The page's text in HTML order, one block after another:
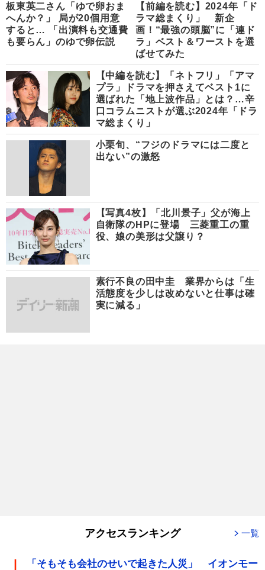
板東英二さん「ゆで卵おま
へんか？」 局が20個用意
すると… 「出演料も交通費
も要らん」のゆで卵伝説
【前編を読む】2024年「ド
ラマ総まくり」 新企
画！“最強の頭脳”に「連ド
ラ」ベスト＆ワーストを選
ばせてみた
【中編を読む】「ネトフリ」「アマ
プラ」ドラマを押さえてベスト1に
選ばれた「地上波作品」とは？…辛
口コラムニストが選ぶ2024年「ドラ
マ総まくり」
小栗旬、“フジのドラマには二度と
出ない”の激怒
【写真4枚】「北川景子」父が海上
自衛隊のHPに登場 三菱重工の重
役、娘の美形は父譲り？
素行不良の田中圭 業界からは「生
活態度を少しは改めないと仕事は確
実に減る」
アクセスランキング 一覧
「そもそも会社のせいで起きた人災」 イオンモー